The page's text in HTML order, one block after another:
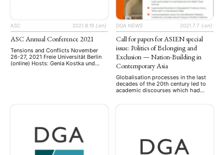
ASC 2021.8.19 {:en}
ASC Annual Conference 2021
Tensions and Conflicts November
26-27, 2021 Freie Universität Berlin
(online) Hosts: Genia Kostka und
maker SCO? The Shanghai
a changed international order Eva
Seiwert Discussant: …
DGA NEWS 2021.7.7 {:en}
Call for papers for ASIEN special
issue: Politics of Belonging and
Exclusion — Nation-Building in
Contemporary Asia
Globalisation processes in the last
decades of the 20th century led to
academic discourses which had
as an obsolete model. However,
recent developments show that
highlight exclusivist ideologies of